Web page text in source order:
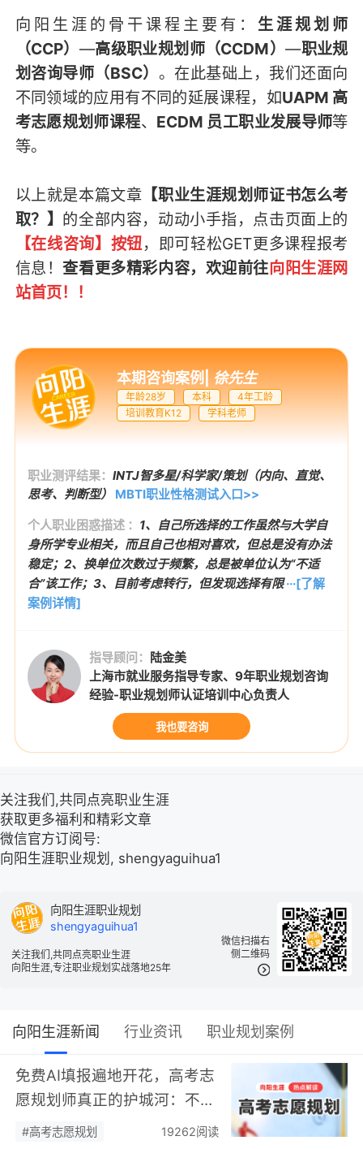
向阳生涯的骨干课程主要有： 生涯规划师
（CCP） —高级职业规划师（CCDM）—职业规
划咨询导师（BSC） 。在此基础上，我们还面向
不同领域的应用有不同的延展课程，如UAPM 高
考志愿规划师课程、 ECDM 员工职业发展导师等
等。
以上就是本篇文章 【职业生涯规划师证书怎么考
取？】 的全部内容， 动动小手指，点击页面上的
【在线咨询】按钮，即可轻松GET更多课程报考
信息 ！查看更多精彩内容，欢迎前往向阳生涯网
站首页！！
本期咨询案例 徐先生
年龄28岁 本科
4年工龄
培训教育K12
学科老师
职业测评结果： INTJ智多星/科学家/策划（内向、直觉、
思考、判断型）
MBTI职业性格测试入口>>
个人职业困惑描述 ： 1、自己所选择的工作虽然与大学自
身所学专业相关，而且自己也相对喜欢，但总是没有办法
稳定；2、换单位次数过于频繁，总是被单位认为“不适
合”该工作；3、目前考虑转行，但发现选择有限 ···[了解
案例详情]
指导顾问： 陆金美
上海市就业服务指导专家、9年职业规划咨询
经验-职业规划师认证培训中心负责人
我也要咨询
关注我们,共同点亮职业生涯
获取更多福利和精彩文章
微信官方订阅号:
向阳生涯职业规划, shengyaguihua1
微信扫描右
侧二维码
向阳生涯职业规划
shengyaguihua1
关注我们,共同点亮职业生涯
向阳生涯,专注职业规划实战落地25年
向阳生涯新闻 行业资讯 职业规划案例
免费AI填报遍地开花，高考志
愿规划师真正的护城河：不靠
数据，靠“人”…
#高考志愿规划 19262阅读